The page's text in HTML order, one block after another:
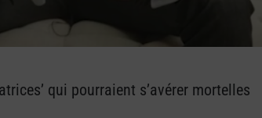
qui pourraient s’avérer mortelles